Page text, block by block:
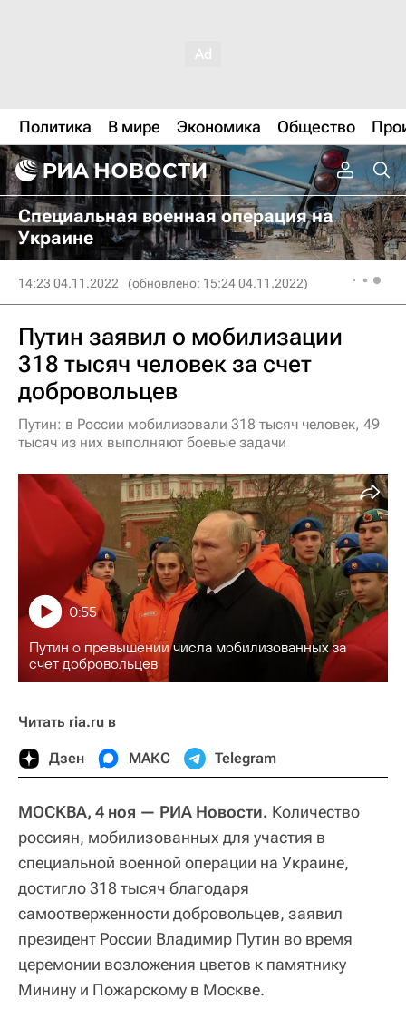
Политика В мире Экономика Общество
Специальная военная операция на
Украине
14:23 04.11.2022 (обновлено: 15:24 04.11.2022)
Путин заявил о мобилизации
318 тысяч человек за счет
добровольцев
Путин: в России мобилизовали 318 тысяч человек, 49
тысяч из них выполняют боевые задачи
Путин о превышении числа мобилизованных за
счет добровольцев
0:55
Читать ria.ru в
Дзен МАКС Telegram
МОСКВА, 4 ноя — РИА Новости. Количество
россиян, мобилизованных для участия в
специальной военной операции на Украине,
достигло 318 тысяч благодаря
самоотверженности добровольцев, заявил
президент России Владимир Путин во время
церемонии возложения цветов к памятнику
Минину и Пожарскому в Москве.